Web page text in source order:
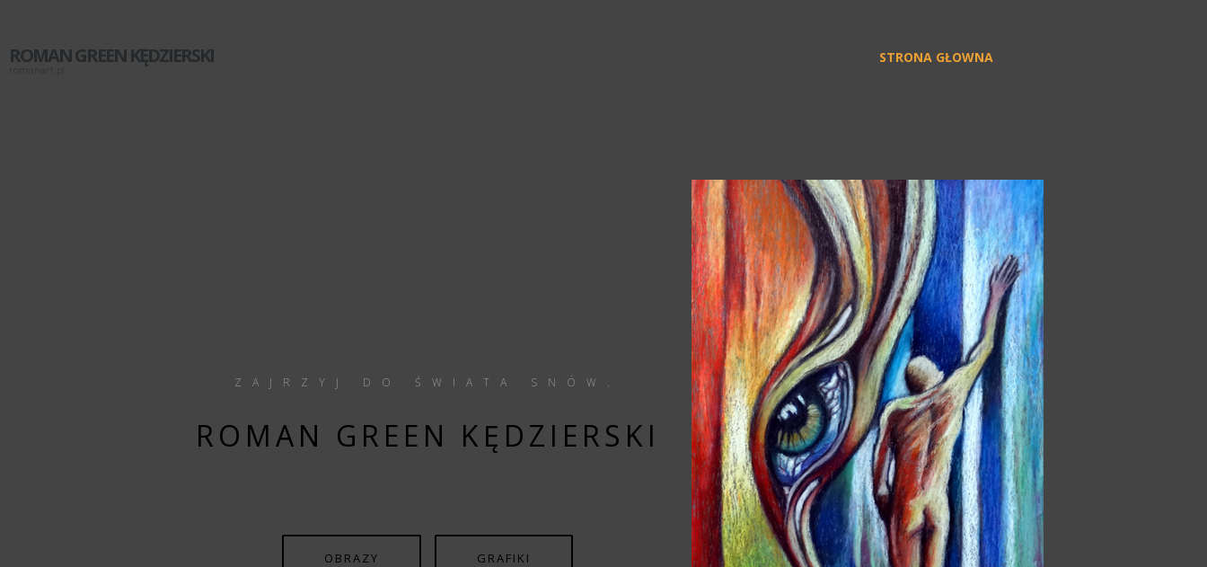
ROMAN GREEN KĘDZIERSKI
romanart.pl
STRONA GŁOWNA
ZAJRZYJ DO ŚWIATA SNÓW.
ROMAN GREEN KĘDZIERSKI
OBRAZY GRAFIKI